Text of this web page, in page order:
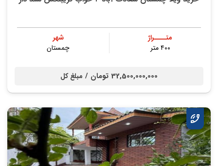
متــــراژ
۴۰۰ متر
شهر
چمستان
32,500,000,000 تومان / مبلغ کل